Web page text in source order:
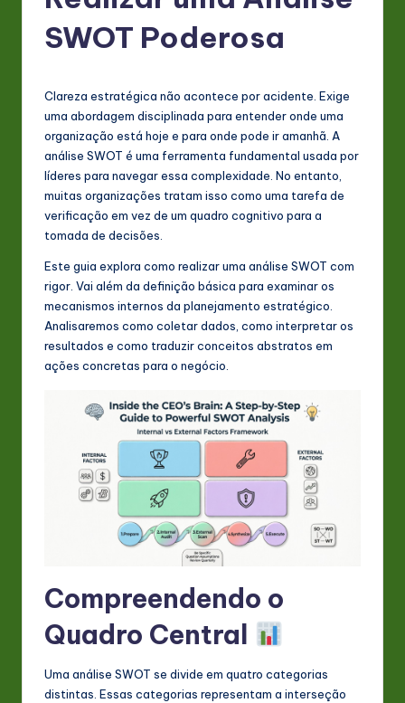
L
w
SWOT Poderosa
Clareza estratégica não acontece por acidente. Exige
uma abordagem disciplinada para entender onde uma
organização está hoje e para onde pode ir amanhã. A
análise SWOT é uma ferramenta fundamental usada por
líderes para navegar essa complexidade. No entanto,
muitas organizações tratam isso como uma tarefa de
verificação em vez de um quadro cognitivo para a
tomada de decisões.
Este guia explora como realizar uma análise SWOT com
rigor. Vai além da definição básica para examinar os
mecanismos internos da planejamento estratégico.
Analisaremos como coletar dados, como interpretar os
resultados e como traduzir conceitos abstratos em
ações concretas para o negócio.
Compreendendo o
Quadro Central
Uma análise SWOT se divide em quatro categorias
distintas. Essas categorias representam a interseção